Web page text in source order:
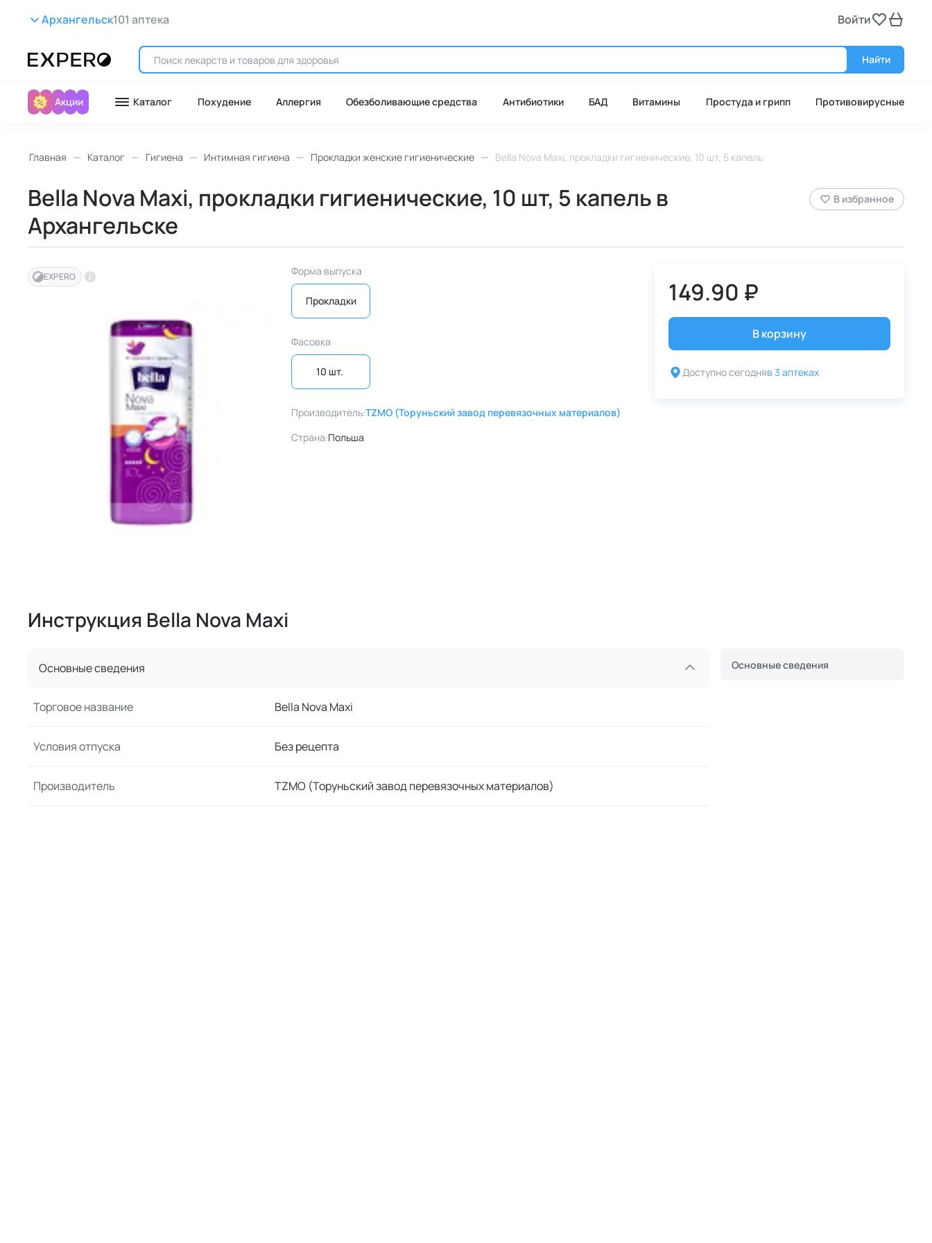
Архангельск101 аптека Войти
Найти
Акции Каталог Похудение Аллергия Обезболивающие средства Антибиотики БАД Витамины Простуда и грипп Противовирусные
Главная Каталог Гигиена Интимная гигиена Прокладки женские гигиенические Bella Nova Maxi, прокладки гигиенические, 10 шт, 5 капель
Bella Nova Maxi, прокладки гигиенические, 10 шт, 5 капель в
Архангельске
В избранное
EXPERO Форма выпуска
Прокладки
Фасовка
10 шт.
Производитель:TZMO (Торуньский завод перевязочных материалов)
Страна:Польша
149.90 ₽
В корзину
Доступно сегодняв 3 аптеках
Инструкция Bella Nova Maxi
Основные сведения
Торговое название Bella Nova Maxi
Условия отпуска Без рецепта
Производитель TZMO (Торуньский завод перевязочных материалов)
Основные сведения